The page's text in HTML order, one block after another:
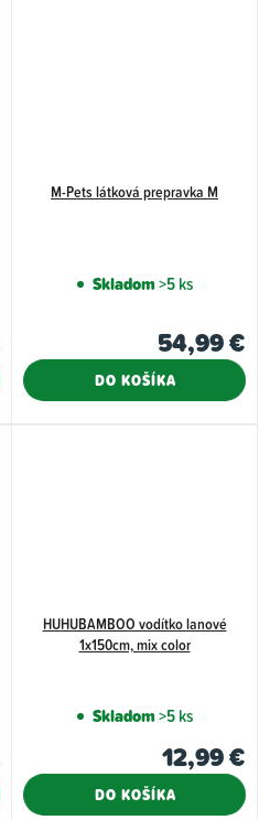
M-Pets látková prepravka M
Skladom>5 ks
54,99 €
DO KOŠÍKA
HUHUBAMBOO vodítko lanové
1x150cm, mix color
Skladom>5 ks
12,99 €
DO KOŠÍKA